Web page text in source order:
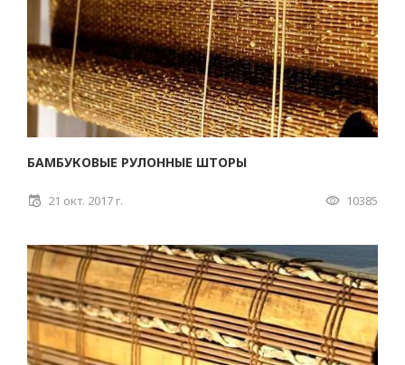
БАМБУКОВЫЕ РУЛОННЫЕ ШТОРЫ
21 окт. 2017 г. 10385